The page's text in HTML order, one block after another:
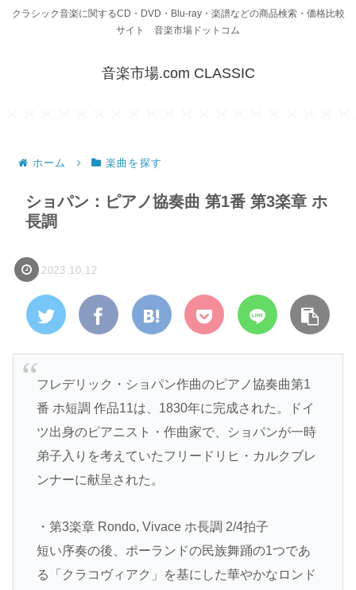
クラシック音楽に関するCD・DVD・Blu-ray・楽譜などの商品検索・価格比較
サイト 音楽市場ドットコム
音楽市場.com CLASSIC
ホーム 楽曲を探す
ショパン：ピアノ協奏曲 第1番 第3楽章 ホ
長調
2023.10.12
フレデリック・ショパン作曲のピアノ協奏曲第1
番 ホ短調 作品11は、1830年に完成された。ドイ
ツ出身のピアニスト・作曲家で、ショパンが一時
弟子入りを考えていたフリードリヒ・カルクブレ
ンナーに献呈された。
・第3楽章 Rondo, Vivace ホ長調 2/4拍子
短い序奏の後、ポーランドの民族舞踊の1つであ
る「クラコヴィアク」を基にした華やかなロンド